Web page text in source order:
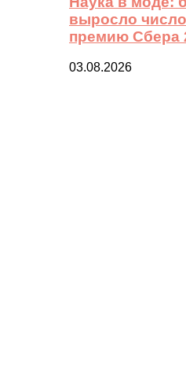
выросло
премию Сбера
03.08.2026